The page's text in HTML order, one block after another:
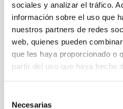
sociales y analizar el tráfico.
información sobre el uso que
nuestros partners de redes
web, quienes pueden
que les haya proporcionado o
partir del uso que haya hecho
Necesarias
BIA_0372
PANSTARRS